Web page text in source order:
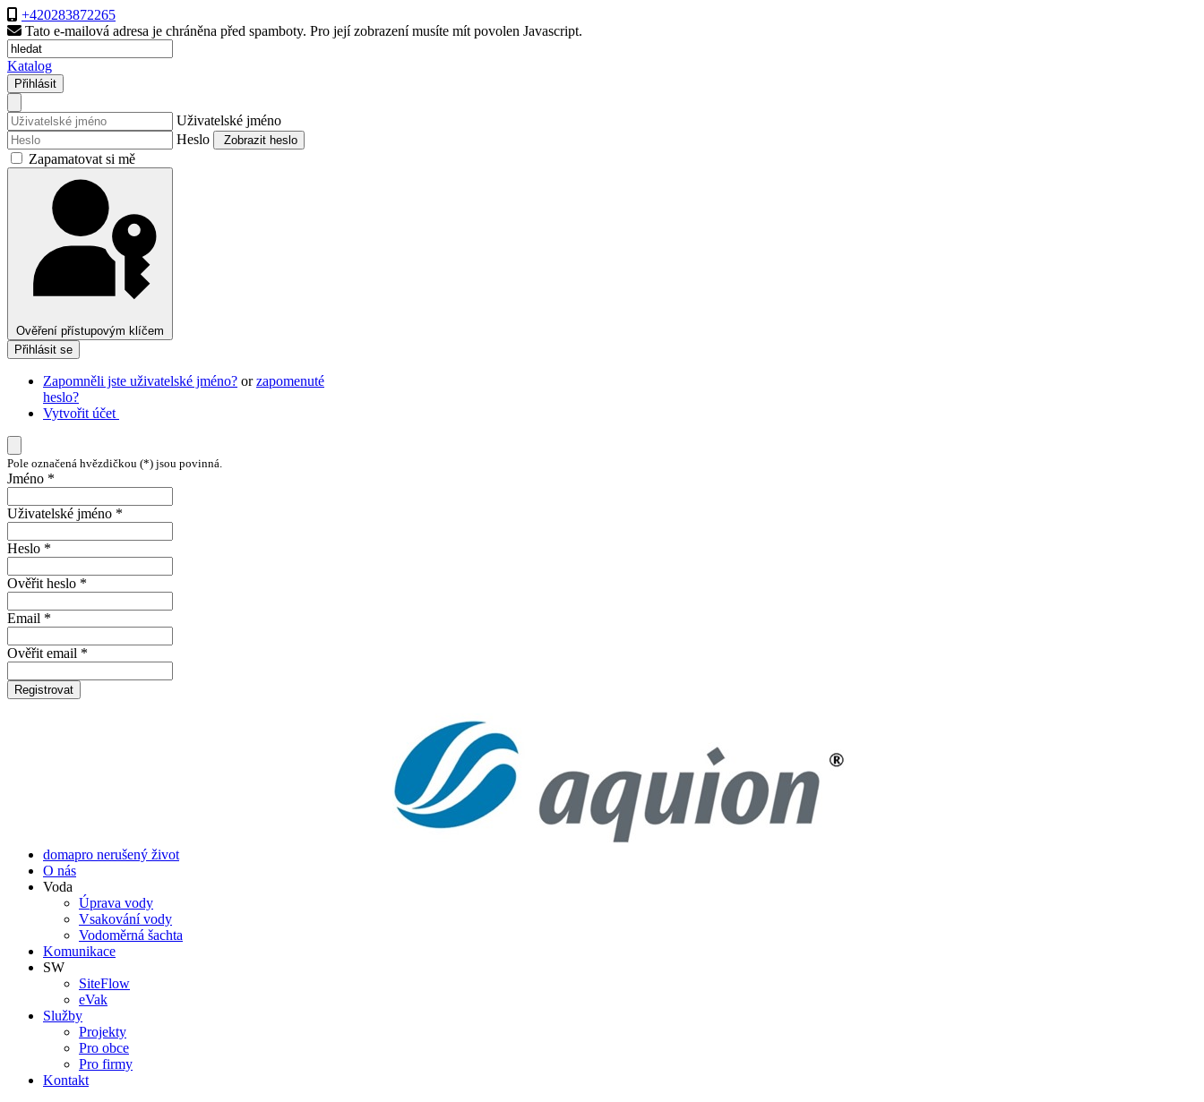
+420283872265
Tato e-mailová adresa je chráněna před spamboty. Pro její zobrazení musíte mít povolen Javascript.
Katalog
Přihlásit
Uživatelské jméno
Heslo
Zobrazit heslo
Zapamatovat si mě
Ověření přístupovým klíčem
Přihlásit se
Zapomněli jste uživatelské jméno? orzapomenuté
heslo?
Vytvořit účet
Pole označená hvězdičkou (*) jsou povinná.
Jméno *
Uživatelské jméno *
Heslo *
Ověřit heslo *
Email *
Ověřit email *
Registrovat
domapro nerušený život
O nás
Voda
Úprava vody
Vsakování vody
Vodoměrná šachta
Komunikace
SW
SiteFlow
eVak
Služby
Projekty
Pro obce
Pro firmy
Kontakt